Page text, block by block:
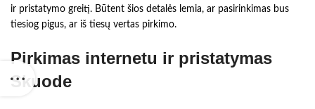
ir pristatymo greitį. Būtent šios detalės lemia, ar pasirinkimas bus
tiesiog pigus, ar iš tiesų vertas pirkimo.
Pirkimas internetu ir pristatymas
Skuode